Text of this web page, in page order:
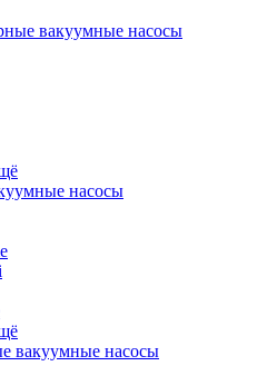
вакуумные насосы
насосы
вакуумные насосы